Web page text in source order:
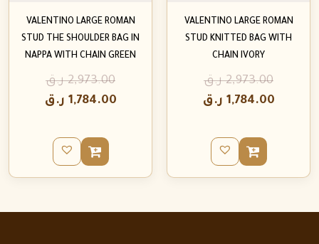
VALENTINO LARGE ROMAN
STUD KNITTED BAG WITH
CHAIN IVORY
2,973.00 ر.ق
1,784.00 ر.ق
VALENTINO LARGE ROMAN
STUD THE SHOULDER BAG IN
NAPPA WITH CHAIN GREEN
2,973.00 ر.ق
1,784.00 ر.ق